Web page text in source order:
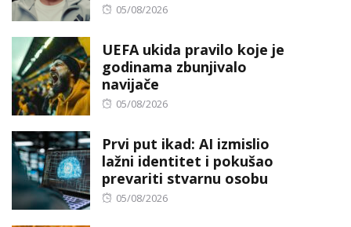
Posted
05/08/2026
UEFA ukida pravilo koje je
godinama zbunjivalo
navijače
Posted
05/08/2026
Prvi put ikad: AI izmislio
lažni identitet i pokušao
prevariti stvarnu osobu
Posted
05/08/2026